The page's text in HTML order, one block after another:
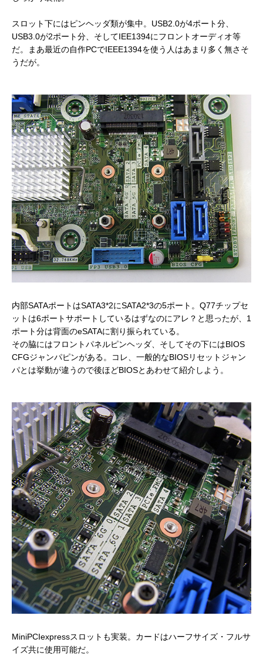
スロット下にはピンヘッダ類が集中。USB2.0が4ポート分、
USB3.0が2ポート分、そしてIEE1394にフロントオーディオ等
だ。まあ最近の自作PCでIEEE1394を使う人はあまり多く無さそ
うだが。
内部SATAポートはSATA3*2にSATA2*3の5ポート。Q77チップセ
ットは6ポートサポートしているはずなのにアレ？と思ったが、1
ポート分は背面のeSATAに割り振られている。
その脇にはフロントパネルピンヘッダ、そしてその下にはBIOS
CFGジャンパピンがある。コレ、一般的なBIOSリセットジャン
パとは挙動が違うので後ほどBIOSとあわせて紹介しよう。
MiniPCIexpressスロットも実装。カードはハーフサイズ・フルサ
イズ共に使用可能だ。